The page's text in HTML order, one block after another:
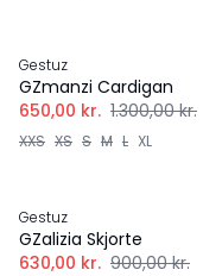
100% Uld
Gestuz
GZmanzi Cardigan
650,00 kr. 1.300,00 kr.
XXS XS S M L XL
Gestuz
GZalizia Skjorte
630,00 kr. 900,00 kr.